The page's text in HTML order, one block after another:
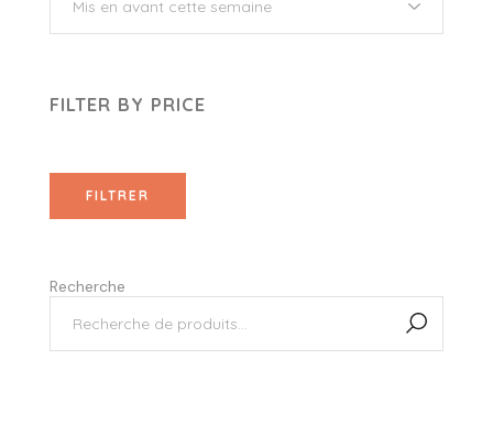
FILTER BY PRICE
FILTRER
Recherche